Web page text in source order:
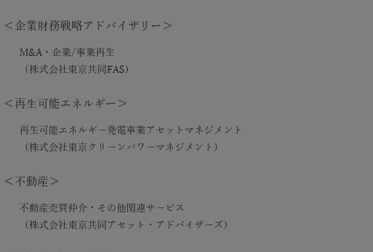
＜企業財務戦略アドバイザリー＞
M&A・企業/事業再生
（株式会社東京共同FAS）
＜再生可能エネルギー＞
再生可能エネルギー発電事業アセットマネジメント
（株式会社東京クリーンパワーマネジメント）
＜不動産＞
不動産売買仲介・その他関連サービス
（株式会社東京共同アセット・アドバイザーズ）